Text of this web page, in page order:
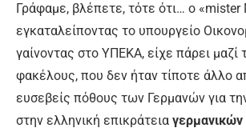
Γράφαμε, βλέπετε, τότε ότι… ο «mister
εγκαταλείποντας το υπουργείο
γαίνοντας στο ΥΠΕΚΑ, είχε πάρει μα­ζί
φακέλους, που δεν ήταν τίποτε άλλο
ευσεβείς πό­θους των Γερμανών για
στην ελληνική επικράτεια γερ­μανικών